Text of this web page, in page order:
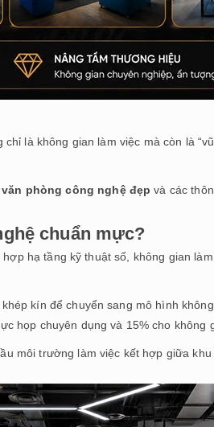
là không gian làm việc mà còn là
phòng công nghệ đẹp và các
chuẩn mực?
hạ tầng kỹ thuật số, không gian
kín để chuyển sang mô hình
họp chuyên dụng và 15% cho không
môi trường làm việc kết hợp giữa